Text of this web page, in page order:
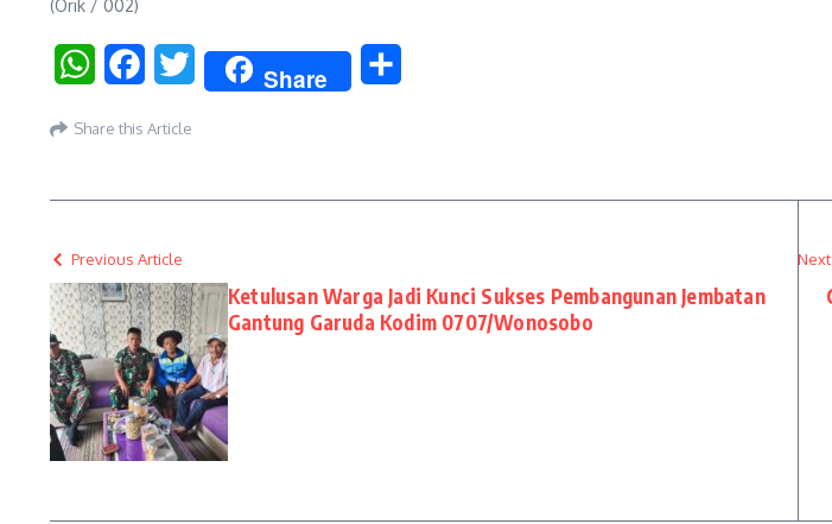
(Orik / 002)
WhatsAppFacebookTwitter Share
Share this Article
Previous Article
Ketulusan Warga Jadi Kunci Sukses Pembangunan Jembatan
Gantung Garuda Kodim 0707/Wonosobo